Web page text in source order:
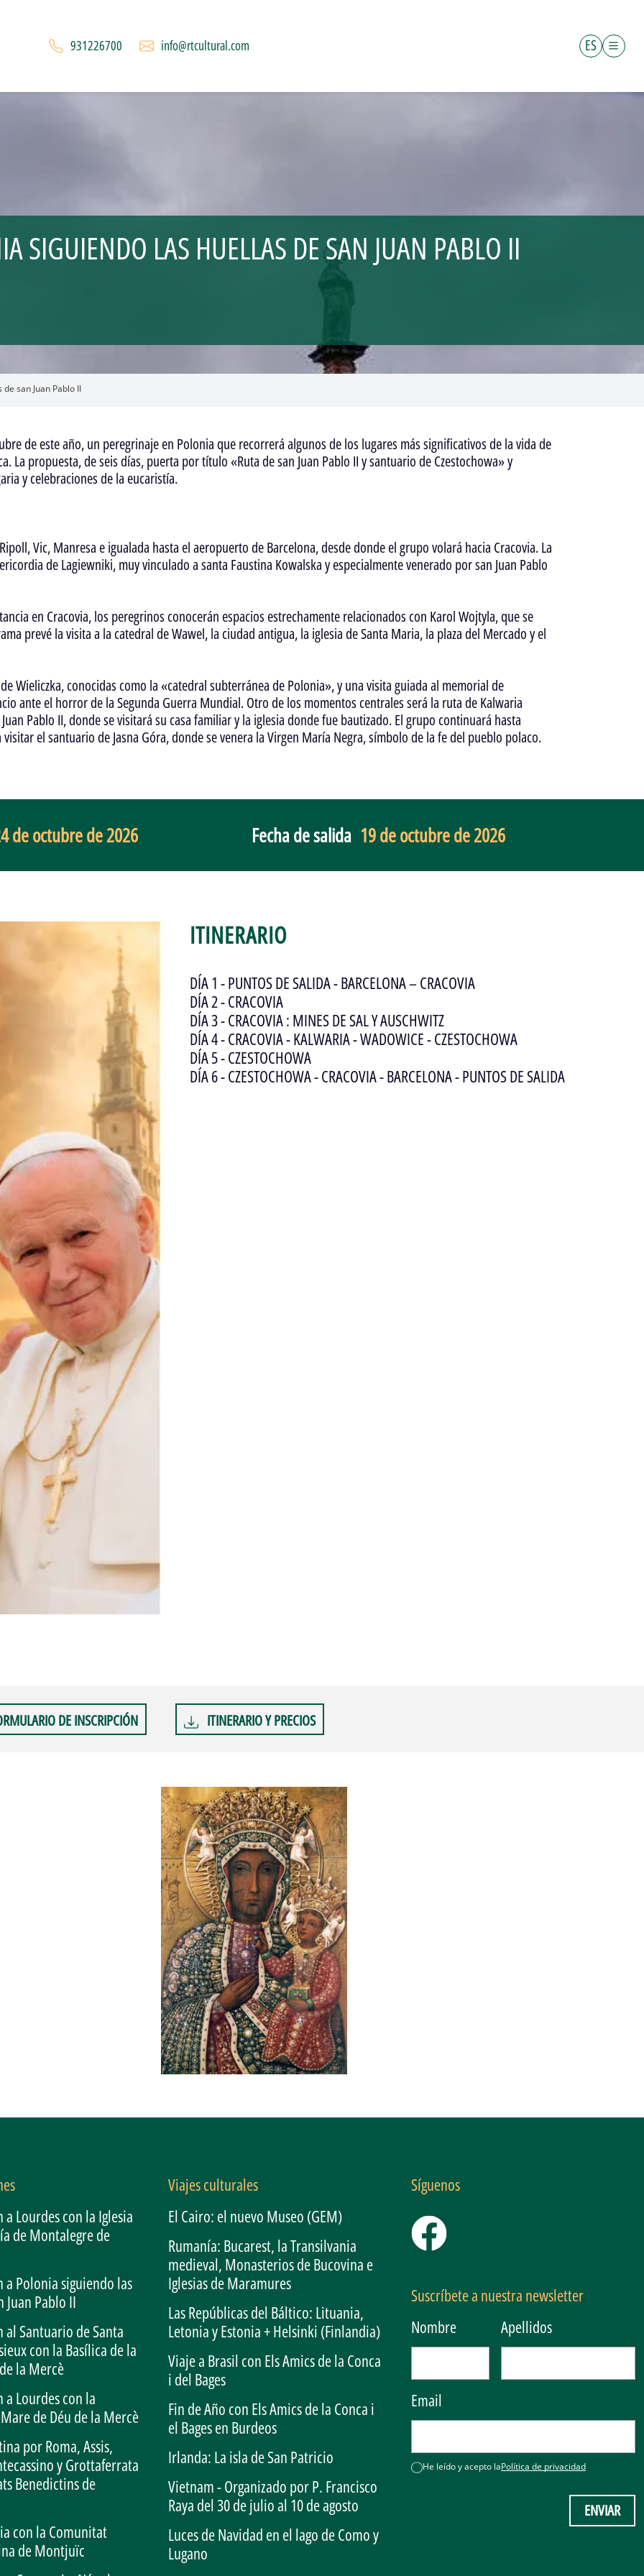
931226700 info@rtcultural.com ES
SIGUIENDO LAS HUELLAS DE SAN JUAN PABLO II
san Juan Pablo II
de este año, un peregrinaje en Polonia que recorrerá algunos de los lugares más significativos de la vida de
La propuesta, de seis días, puerta por título «Ruta de san Juan Pablo II y santuario de Czestochowa» y
y celebraciones de la eucaristía.
Vic, Manresa e igualada hasta el aeropuerto de Barcelona, desde donde el grupo volará hacia Cracovia. La
de Lagiewniki, muy vinculado a santa Faustina Kowalska y especialmente venerado por san Juan Pablo
en Cracovia, los peregrinos conocerán espacios estrechamente relacionados con Karol Wojtyla, que se
prevé la visita a la catedral de Wawel, la ciudad antigua, la iglesia de Santa Maria, la plaza del Mercado y el
Wieliczka, conocidas como la «catedral subterránea de Polonia», y una visita guiada al memorial de
ante el horror de la Segunda Guerra Mundial. Otro de los momentos centrales será la ruta de Kalwaria
Pablo II, donde se visitará su casa familiar y la iglesia donde fue bautizado. El grupo continuará hasta
el santuario de Jasna Góra, donde se venera la Virgen María Negra, símbolo de la fe del pueblo polaco.
de octubre de 2026 Fecha de salida 19 de octubre de 2026
ITINERARIO
DÍA 1 - PUNTOS DE SALIDA - BARCELONA – CRACOVIA
DÍA 2 - CRACOVIA
DÍA 3 - CRACOVIA : MINES DE SAL Y AUSCHWITZ
DÍA 4 - CRACOVIA - KALWARIA - WADOWICE - CZESTOCHOWA
DÍA 5 - CZESTOCHOWA
DÍA 6 - CZESTOCHOWA - CRACOVIA - BARCELONA - PUNTOS DE SALIDA
DE INSCRIPCIÓN ITINERARIO Y PRECIOS
Lourdes con la Iglesia
de Montalegre de
a Polonia siguiendo las
Juan Pablo II
Santuario de Santa
con la Basílica de la
la Mercè
Lourdes con la
de Déu de la Mercè
por Roma, Assis,
y Grottaferrata
Benedictins de
con la Comunitat
de Montjuïc
Viajes culturales
El Cairo: el nuevo Museo (GEM)
Rumanía: Bucarest, la Transilvania
medieval, Monasterios de Bucovina e
Iglesias de Maramures
Las Repúblicas del Báltico: Lituania,
Letonia y Estonia + Helsinki (Finlandia)
Viaje a Brasil con Els Amics de la Conca
i del Bages
Fin de Año con Els Amics de la Conca i
el Bages en Burdeos
Irlanda: La isla de San Patricio
Vietnam - Organizado por P. Francisco
Raya del 30 de julio al 10 de agosto
Luces de Navidad en el lago de Como y
Lugano
Síguenos
Suscríbete a nuestra newsletter
Nombre
Apellidos
Email
He leído y acepto laPolítica de privacidad
ENVIAR